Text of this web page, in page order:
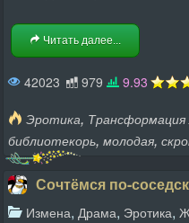
Читать далее...
42023 979 9.93
Эротика,
библиотекорь, молодая,
Сочтёмся по-
Измена, Драма, Эротика,